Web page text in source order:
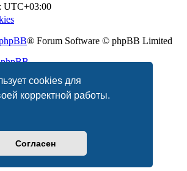
cookies для
корректной работы.
Согласен
UTC+03:00
® Forum Software © phpBB Limited
|Правила